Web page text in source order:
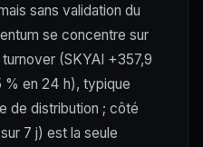
sans validation du
se concentre sur
(SKYAI +357,9
% en 24 h), typique
de distribution ; côté
7 j) est la seule